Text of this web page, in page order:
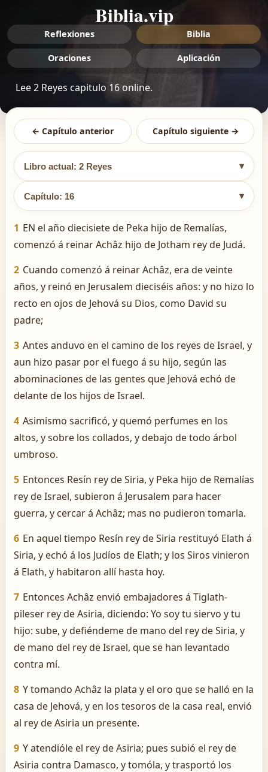
Biblia.vip
Reflexiones Biblia
Oraciones Aplicación
Lee 2 Reyes capitulo 16 online.
← Capítulo anterior Capítulo siguiente →
Libro actual: 2 Reyes ▾
Capítulo: 16 ▾
1 EN el año diecisiete de Peka hijo de Remalías,
comenzó á reinar Achâz hijo de Jotham rey de Judá.
2 Cuando comenzó á reinar Achâz, era de veinte
años, y reinó en Jerusalem dieciséis años: y no hizo lo
recto en ojos de Jehová su Dios, como David su
padre;
3 Antes anduvo en el camino de los reyes de Israel, y
aun hizo pasar por el fuego á su hijo, según las
abominaciones de las gentes que Jehová echó de
delante de los hijos de Israel.
4 Asimismo sacrificó, y quemó perfumes en los
altos, y sobre los collados, y debajo de todo árbol
umbroso.
5 Entonces Resín rey de Siria, y Peka hijo de Remalías
rey de Israel, subieron á Jerusalem para hacer
guerra, y cercar á Achâz; mas no pudieron tomarla.
6 En aquel tiempo Resín rey de Siria restituyó Elath á
Siria, y echó á los Judíos de Elath; y los Siros vinieron
á Elath, y habitaron allí hasta hoy.
7 Entonces Achâz envió embajadores á Tiglath-
pileser rey de Asiria, diciendo: Yo soy tu siervo y tu
hijo: sube, y defiéndeme de mano del rey de Siria, y
de mano del rey de Israel, que se han levantado
contra mí.
8 Y tomando Achâz la plata y el oro que se halló en la
casa de Jehová, y en los tesoros de la casa real, envió
al rey de Asiria un presente.
9 Y atendióle el rey de Asiria; pues subió el rey de
Asiria contra Damasco, y tomóla, y trasportó los